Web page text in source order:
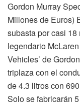
Gordon Murray
Millones de Euros)
subasta por casi
legendario
Vehicles’ de
triplaza con el
de 4.3 litros con
Solo se fabricarán